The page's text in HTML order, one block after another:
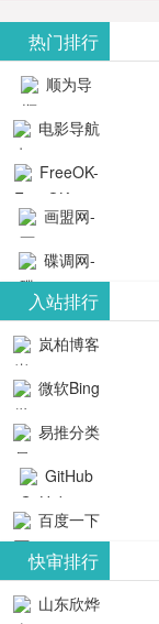
热门排行
顺为导
航-办公运营
电影导航
- 免费看电影
就来这！ | 快
导航网-免费
看电影就来
这！收录大
量免费看电
影网站！
FreeOK-
FreeOK影视
官网-最新影
视资源|追剧
也很卷
画盟网-
画师联盟官
网
_huashilm.com_
动漫综合
碟调网-
碟调网为您
提供最新电
视剧和2025
年最新电影
的在线观
看，快来碟
调电影网在
线观看最新
热门影视作
入站排行
岚柏博客
微软Bing
易推分类
目录网
GitHub
百度一下
快审排行
山东欣烨